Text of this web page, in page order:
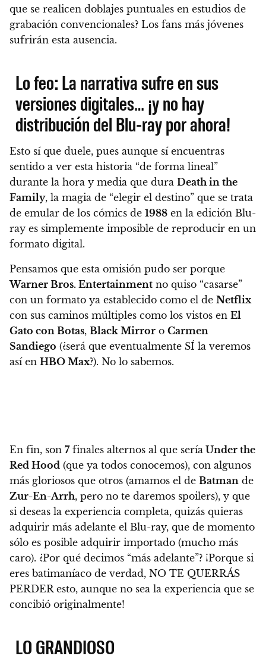
que se realicen doblajes puntuales en estudios de
grabación convencionales? Los fans más jóvenes
sufrirán esta ausencia.
Lo feo: La narrativa sufre en sus
versiones digitales… ¡y no hay
distribución del Blu-ray por ahora!
Esto sí que duele, pues aunque sí encuentras
sentido a ver esta historia “de forma lineal”
durante la hora y media que dura Death in the
Family, la magia de “elegir el destino” que se trata
de emular de los cómics de 1988 en la edición Blu-
ray es simplemente imposible de reproducir en un
formato digital.
Pensamos que esta omisión pudo ser porque
Warner Bros. Entertainment no quiso “casarse”
con un formato ya establecido como el de Netflix
con sus caminos múltiples como los vistos en El
Gato con Botas, Black Mirror o Carmen
Sandiego (¿será que eventualmente SÍ la veremos
así en HBO Max?). No lo sabemos.
En fin, son 7finales alternos al que sería Under the
Red Hood (que ya todos conocemos), con algunos
más gloriosos que otros (amamos el de Batman de
Zur-En-Arrh, pero no te daremos spoilers), y que
si deseas la experiencia completa, quizás quieras
adquirir más adelante el Blu-ray, que de momento
sólo es posible adquirir importado (mucho más
caro). ¿Por qué decimos “más adelante”? ¡Porque si
eres batimaníaco de verdad, NO TE QUERRÁS
PERDER esto, aunque no sea la experiencia que se
concibió originalmente!
LO GRANDIOSO